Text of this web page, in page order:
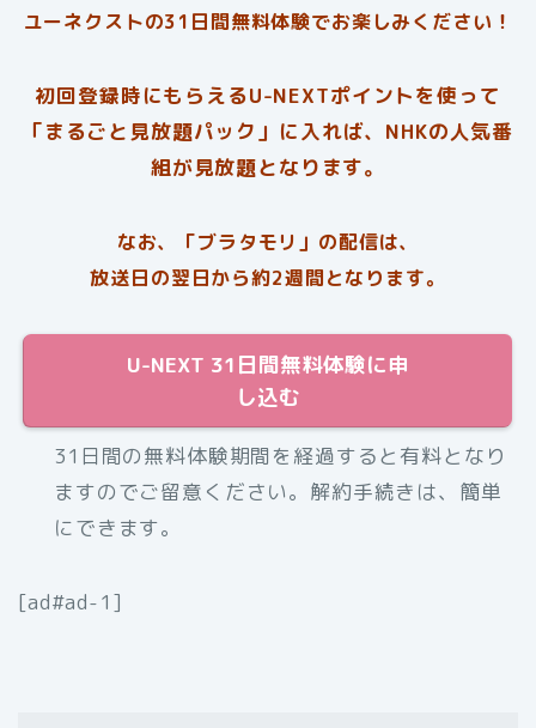
ユーネクストの31日間無料体験でお楽しみください！
初回登録時にもらえるU-NEXTポイントを使って
「まるごと見放題パック」に入れば、NHKの人気番
組が見放題となります。
なお、「ブラタモリ」の配信は、
放送日の翌日から約2週間となります。
U-NEXT 31日間無料体験に申
し込む
31日間の無料体験期間を経過すると有料となり
ますのでご留意ください。解約手続きは、簡単
にできます。
[ad#ad-1]